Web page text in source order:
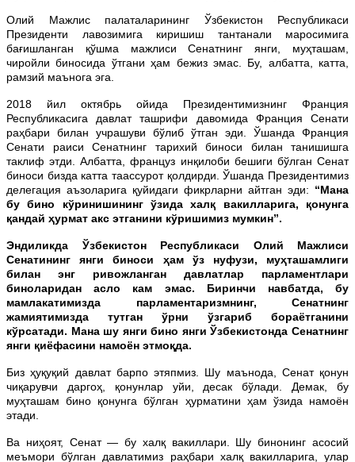
Олий Мажлис палаталарининг Ўзбекистон Республикаси
Президенти лавозимига киришиш тантанали маросимига
бағишланган қўшма мажлиси Сенатнинг янги, муҳташам,
чиройли биносида ўтгани ҳам бежиз эмас. Бу, албатта, катта,
рамзий маънога эга.
2018 йил октябрь ойида Президентимизнинг Франция
Республикасига давлат ташрифи давомида Франция Сенати
раҳбари билан учрашуви бўлиб ўтган эди. Ўшанда Франция
Сенати раиси Сенатнинг тарихий биноси билан танишишга
таклиф этди. Албатта, француз инқилоби бешиги бўлган Сенат
биноси бизда катта таассурот қолдирди. Ўшанда Президентимиз
делегация аъзоларига қуйидаги фикрларни айтган эди: “Мана
бу бино кўринишининг ўзида халқ вакилларига, қонунга
қандай ҳурмат акс этганини кўришимиз мумкин”.
Эндиликда Ўзбекистон Республикаси Олий Мажлиси
Сенатининг янги биноси ҳам ўз нуфузи, муҳташамлиги
билан энг ривожланган давлатлар парламентлари
биноларидан асло кам эмас. Биринчи навбатда, бу
мамлакатимизда парламентаризмнинг, Сенатнинг
жамиятимизда тутган ўрни ўзгариб бораётганини
кўрсатади. Мана шу янги бино янги Ўзбекистонда Сенатнинг
янги қиёфасини намоён этмоқда.
Биз ҳуқуқий давлат барпо этяпмиз. Шу маънода, Сенат қонун
чиқарувчи даргоҳ, қонунлар уйи, десак бўлади. Демак, бу
муҳташам бино қонунга бўлган ҳурматини ҳам ўзида намоён
этади.
Ва ниҳоят, Сенат — бу халқ вакиллари. Шу бинонинг асосий
меъмори бўлган давлатимиз раҳбари халқ вакилларига, улар